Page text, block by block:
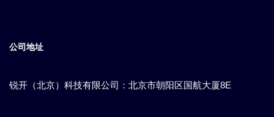
公司地址
锐开（北京）科技有限公司：北京市朝阳区国航大厦8E